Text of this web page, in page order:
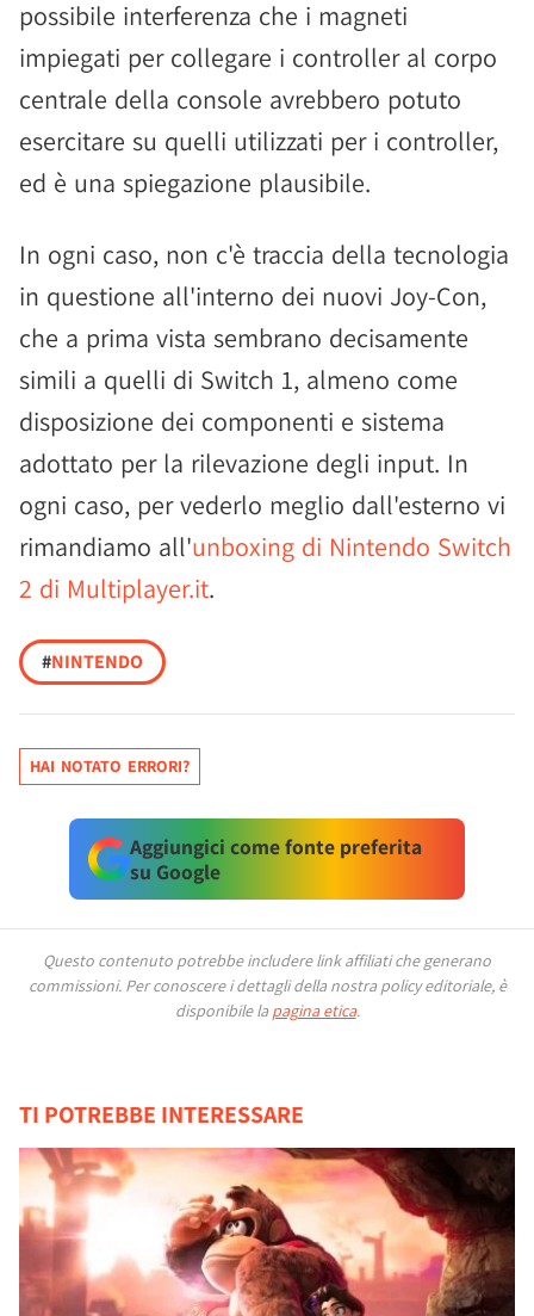
possibile interferenza che i magneti
impiegati per collegare i controller al corpo
centrale della console avrebbero potuto
esercitare su quelli utilizzati per i controller,
ed è una spiegazione plausibile.
In ogni caso, non c'è traccia della tecnologia
in questione all'interno dei nuovi Joy-Con,
che a prima vista sembrano decisamente
simili a quelli di Switch 1, almeno come
disposizione dei componenti e sistema
adottato per la rilevazione degli input. In
ogni caso, per vederlo meglio dall'esterno vi
rimandiamo all'unboxing di Nintendo Switch
2 di Multiplayer.it.
#NINTENDO
HAI NOTATO ERRORI?
Aggiungici come fonte preferita
su Google
Questo contenuto potrebbe includere link affiliati che generano
commissioni. Per conoscere i dettagli della nostra policy editoriale, è
disponibile la pagina etica.
TI POTREBBE INTERESSARE